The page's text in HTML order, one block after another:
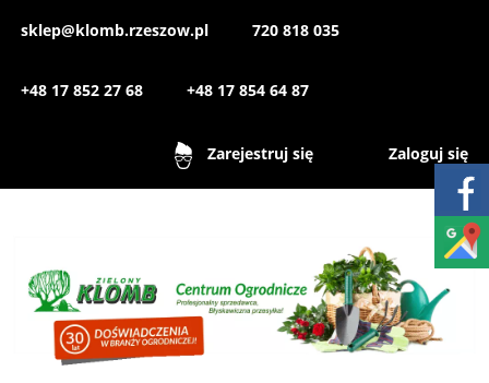
sklep@klomb.rzeszow.pl 720 818 035
+48 17 852 27 68 +48 17 854 64 87
Zarejestruj się Zaloguj się